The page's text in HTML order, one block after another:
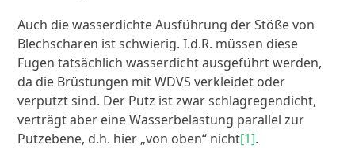
Auch die wasserdichte Ausführung der Stöße von
Blechscharen ist schwierig. I.d.R. müssen diese
Fugen tatsächlich wasserdicht ausgeführt werden,
da die Brüstungen mit WDVS verkleidet oder
verputzt sind. Der Putz ist zwar schlagregendicht,
verträgt aber eine Wasserbelastung parallel zur
Putzebene, d.h. hier „von oben“ nicht[1].